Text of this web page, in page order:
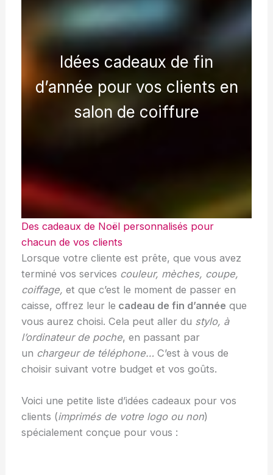
Idées cadeaux de fin
d’année pour vos clients en
salon de coiffure
Des cadeaux de Noël personnalisés pour
chacun de vos clients
Lorsque votre cliente est prête, que vous avez
terminé vos services couleur, mèches, coupe,
coiffage, et que c’est le moment de passer en
caisse, offrez leur le cadeau de fin d’année que
vous aurez choisi. Cela peut aller du stylo, à
l’ordinateur de poche, en passant par
un chargeur de téléphone… C’est à vous de
choisir suivant votre budget et vos goûts.
Voici une petite liste d’idées cadeaux pour vos
clients (imprimés de votre logo ou non)
spécialement conçue pour vous :